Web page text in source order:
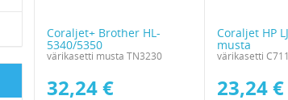
Coraljet+ Brother HL-
5340/5350
värikasetti musta TN3230
32,24 €
Coraljet HP
musta
värikasetti
23,24 €